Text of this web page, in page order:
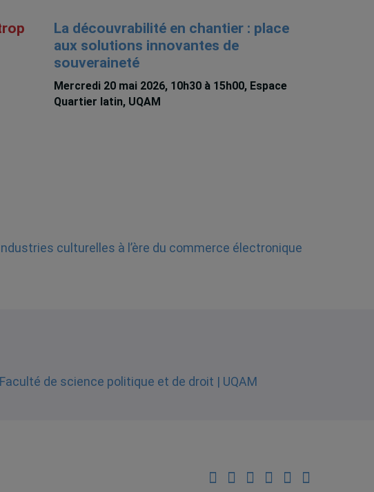
La découvrabilité en chantier : place
aux solutions innovantes de
souveraineté
Mercredi 20 mai 2026, 10h30 à 15h00, Espace
Quartier latin, UQAM
culturelles à l’ère du commerce électronique